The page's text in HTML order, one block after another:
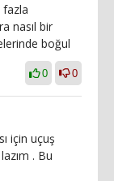
fazla
nasıl bir
boğul
0 0
için uçuş
. Bu